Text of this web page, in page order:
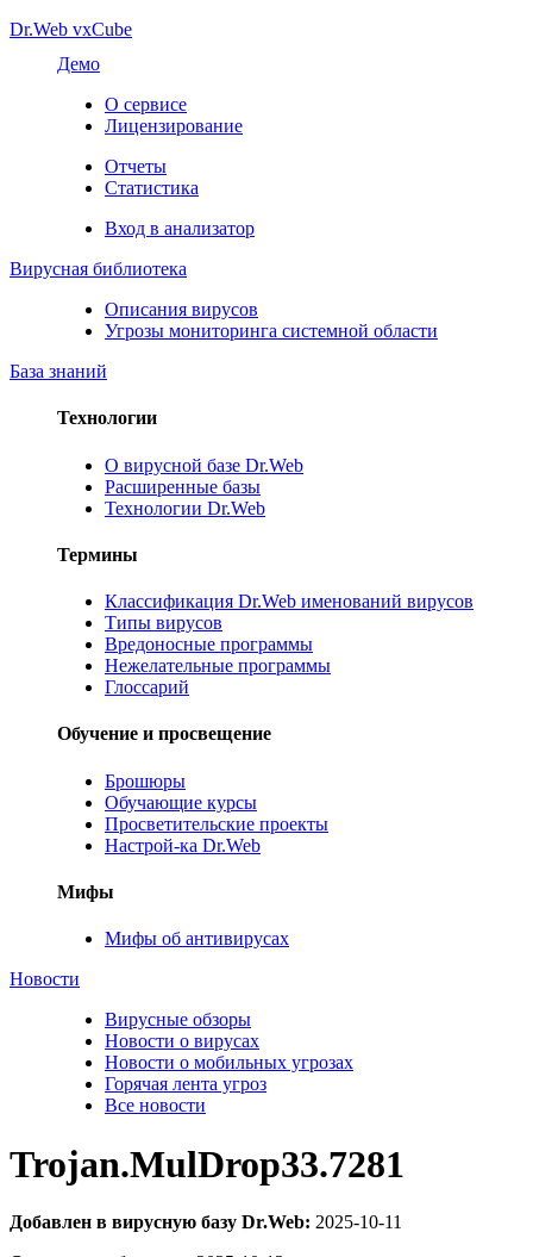
Dr.Web vxCube
Демо
О сервисе
Лицензирование
Отчеты
Статистика
Вход в анализатор
Вирусная библиотека
Описания вирусов
Угрозы мониторинга системной области
База знаний
Технологии
О вирусной базе Dr.Web
Расширенные базы
Технологии Dr.Web
Термины
Классификация Dr.Web именований вирусов
Типы вирусов
Вредоносные программы
Нежелательные программы
Глоссарий
Обучение и просвещение
Брошюры
Обучающие курсы
Просветительские проекты
Настрой-ка Dr.Web
Мифы
Мифы об антивирусах
Новости
Вирусные обзоры
Новости о вирусах
Новости о мобильных угрозах
Горячая лента угроз
Все новости
Trojan.MulDrop33.7281
Добавлен в вирусную базу Dr.Web: 2025-10-11